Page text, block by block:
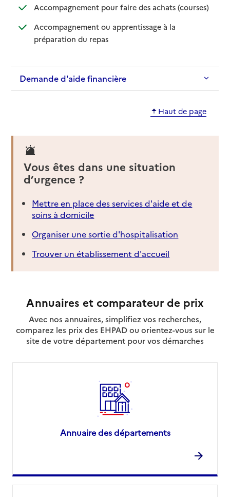
Accompagnement pour faire des achats (courses)
:
: non
Accompagnement ou apprentissage à la
préparation du repas: disponible
: non disponible
Demande d'aide financière
Haut de page
Vous êtes dans une situation
d’urgence ?
Mettre en place des services d'aide et de
soins à domicile
Organiser une sortie d'hospitalisation
Trouver un établissement d'accueil
Annuaires et comparateur de prix
Avec nos annuaires, simplifiez vos recherches,
comparez les prix des EHPAD ou orientez-vous sur le
site de votre département pour vos démarches
Annuaire des départements